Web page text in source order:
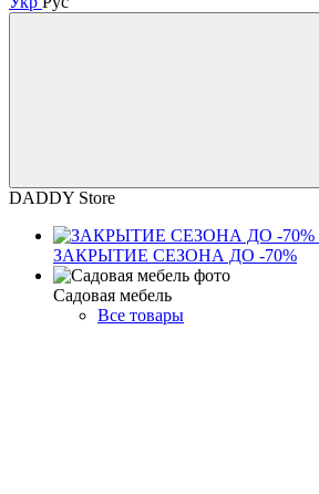
DADDY Store
ЗАКРЫТИЕ СЕЗОНА ДО -70%
Садовая мебель
Все товары